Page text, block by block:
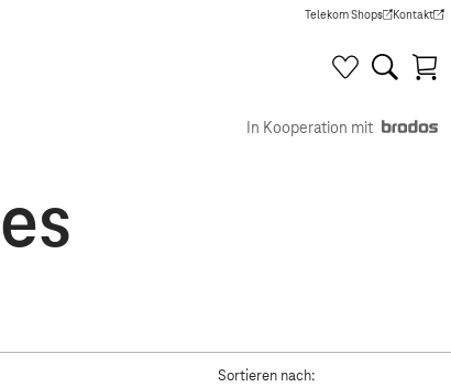
Telekom Shops
(Wird in einem neuen Tab
Kontakt
(Wird in
In Kooperation mit
Sortieren nach: